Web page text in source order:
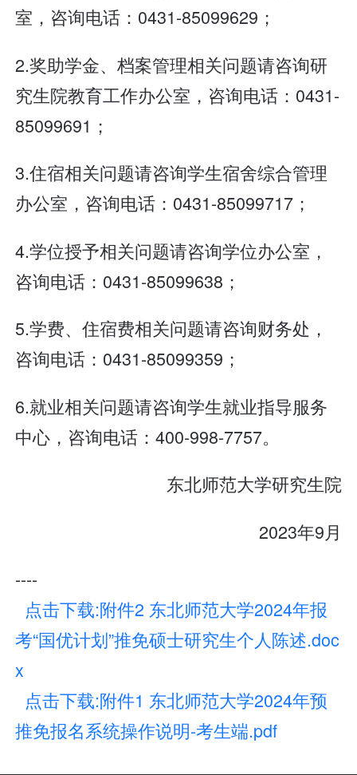
室，咨询电话：0431-85099629；
2.奖助学金、档案管理相关问题请咨询研
究生院教育工作办公室，咨询电话：0431-
85099691；
3.住宿相关问题请咨询学生宿舍综合管理
办公室，咨询电话：0431-85099717；
4.学位授予相关问题请咨询学位办公室，
咨询电话：0431-85099638；
5.学费、住宿费相关问题请咨询财务处，
咨询电话：0431-85099359；
6.就业相关问题请咨询学生就业指导服务
中心，咨询电话：400-998-7757。
东北师范大学研究生院
2023年9月
----
点击下载:附件2 东北师范大学2024年报
考“国优计划”推免硕士研究生个人陈述.doc
x
点击下载:附件1 东北师范大学2024年预
推免报名系统操作说明-考生端.pdf